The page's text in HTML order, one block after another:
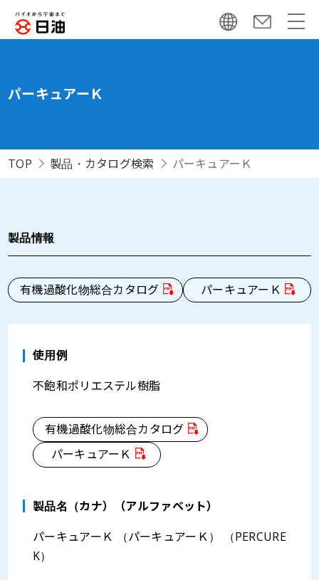
パーキュアーＫ
TOP 製品・カタログ検索 パーキュアーＫ
製品情報
有機過酸化物総合カタログ パーキュアーＫ
使用例
不飽和ポリエステル樹脂
有機過酸化物総合カタログ
パーキュアーＫ
製品名（カナ）（アルファベット）
パーキュアーＫ （パーキュアーＫ） （PERCURE
K）